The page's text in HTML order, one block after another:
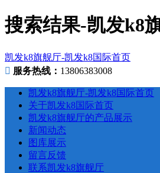
搜索结果-凯发k8
凯发k8旗舰厅-凯发k8国际首页
服务热线： 13806383008
凯发k8旗舰厅-凯发k8国际首页
关于凯发k8国际首页
凯发k8旗舰厅的产品展示
新闻动态
图库展示
留言反馈
联系凯发k8旗舰厅